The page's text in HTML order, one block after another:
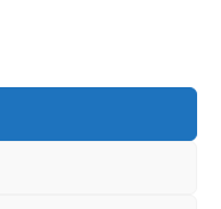
by Studio 53